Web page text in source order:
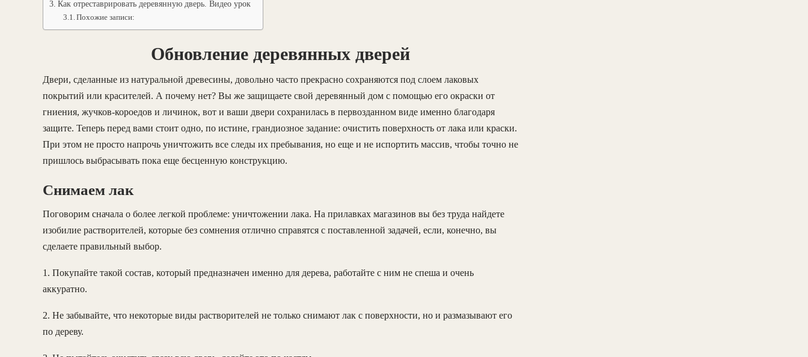
Как отреставрировать деревянную дверь. Видео урок
Похожие записи:
Обновление деревянных дверей
Двери, сделанные из натуральной древесины, довольно часто прекрасно сохраняются под слоем лаковых
покрытий или красителей. А почему нет? Вы же защищаете свой деревянный дом с помощью его окраски от
гниения, жучков-короедов и личинок, вот и ваши двери сохранилась в первозданном виде именно благодаря
защите. Теперь перед вами стоит одно, по истине, грандиозное задание: очистить поверхность от лака или краски.
При этом не просто напрочь уничтожить все следы их пребывания, но еще и не испортить массив, чтобы точно не
пришлось выбрасывать пока еще бесценную конструкцию.
Снимаем лак
Поговорим сначала о более легкой проблеме: уничтожении лака. На прилавках магазинов вы без труда найдете
изобилие растворителей, которые без сомнения отлично справятся с поставленной задачей, если, конечно, вы
сделаете правильный выбор.
1. Покупайте такой состав, который предназначен именно для дерева, работайте с ним не спеша и очень
аккуратно.
2. Не забывайте, что некоторые виды растворителей не только снимают лак с поверхности, но и размазывают его
по дереву.